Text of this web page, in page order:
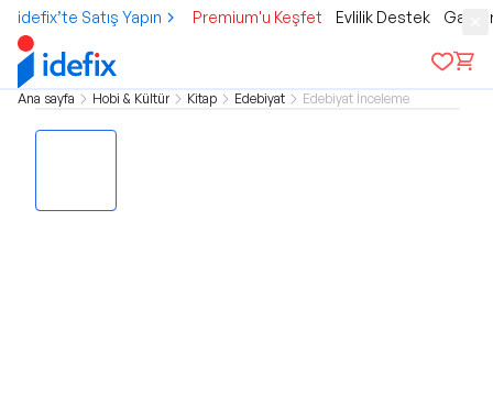
idefix’te Satış Yapın Premium'u Keşfet Evlilik Destek
Ana sayfa Hobi & Kültür Kitap Edebiyat Edebiyat İnceleme